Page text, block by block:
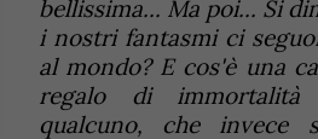
bellissima... Ma poi... Si
i nostri fantasmi ci
al mondo? E cos'è una
regalo di
qualcuno, che invece